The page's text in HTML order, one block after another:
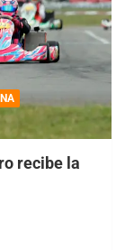
recibe la